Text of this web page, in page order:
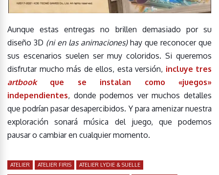
Aunque estas entregas no brillen demasiado por su
diseño 3D (ni en las animaciones)hay que reconocer que
sus escenarios suelen ser muy coloridos. Si queremos
disfrutar mucho más de ellos, esta versión, incluye tres
artbookque se instalan como «juegos»
independientes, donde podemos ver muchos detalles
que podrían pasar desapercibidos. Y para amenizar nuestra
exploración sonará música del juego, que podemos
pausar o cambiar en cualquier momento.
ATELIER ATELIER FIRIS ATELIER LYDIE & SUELLE